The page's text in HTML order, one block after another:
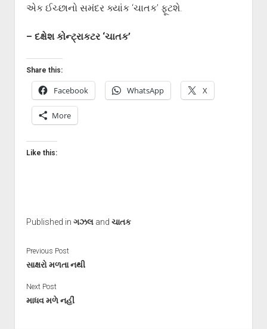
એક ઈચ્છાનો સમંદર ક્યાંક ‘ચાતક’ ફૂટશે.
– દક્ષેશ કોન્ટ્રાકટર ‘ચાતક’
Share this:
Facebook WhatsApp X
More
Like this:
Published in ગઝલand ચાતક
Previous Post
સાક્ષરો મળતા નથી
Next Post
માધવ મળે નહીં